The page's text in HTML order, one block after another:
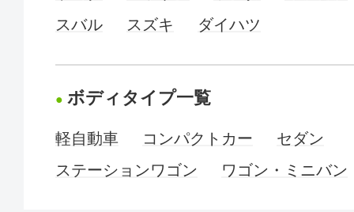
スバル
スズキ ダイハツ
ボディタイプ一覧
軽自動車 コンパクトカー
セダン
ステーションワゴン
ワゴン・ミニバン